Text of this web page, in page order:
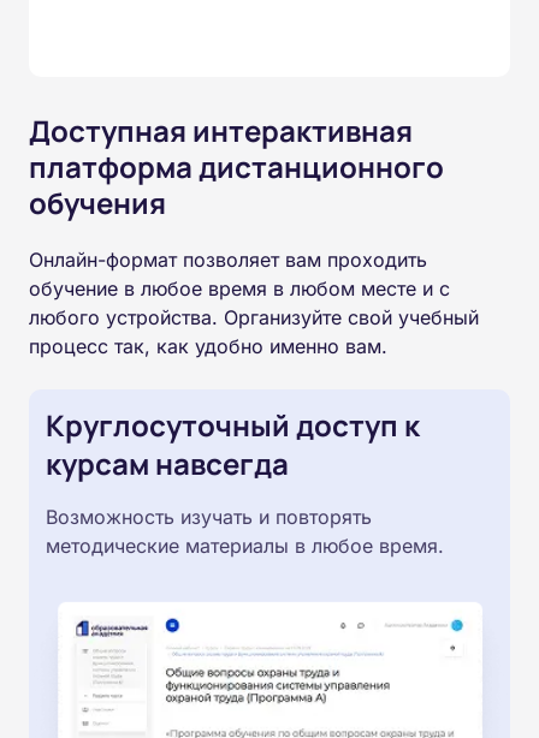
Доступная интерактивная
платформа дистанционного
обучения
Онлайн-формат позволяет вам проходить
обучение в любое время в любом месте и с
любого устройства. Организуйте свой учебный
процесс так, как удобно именно вам.
Круглосуточный доступ к
курсам навсегда
Возможность изучать и повторять
методические материалы в любое время.